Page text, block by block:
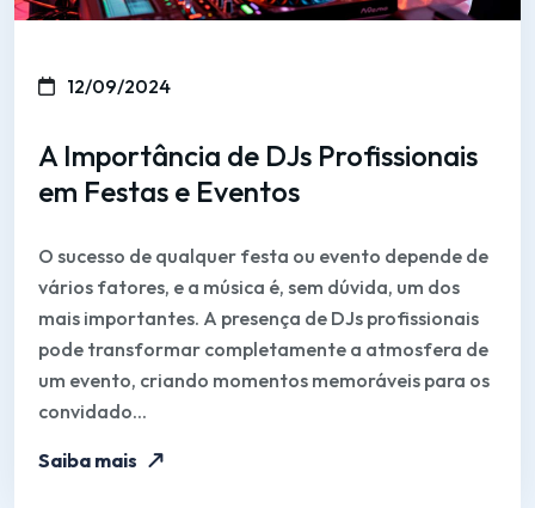
12/09/2024
A Importância de DJs Profissionais
em Festas e Eventos
O sucesso de qualquer festa ou evento depende de
vários fatores, e a música é, sem dúvida, um dos
mais importantes. A presença de DJs profissionais
pode transformar completamente a atmosfera de
um evento, criando momentos memoráveis para os
convidado...
Saiba mais